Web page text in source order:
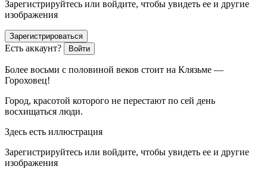
Зарегистрируйтесь или войдите, чтобы увидеть ее и другие
изображения
Зарегистрироваться
Есть аккаунт? Войти
Более восьми с половиной веков стоит на Клязьме —
Гороховец!
Город, красотой которого не перестают по сей день
восхищаться люди.
Здесь есть иллюстрация
Зарегистрируйтесь или войдите, чтобы увидеть ее и другие
изображения